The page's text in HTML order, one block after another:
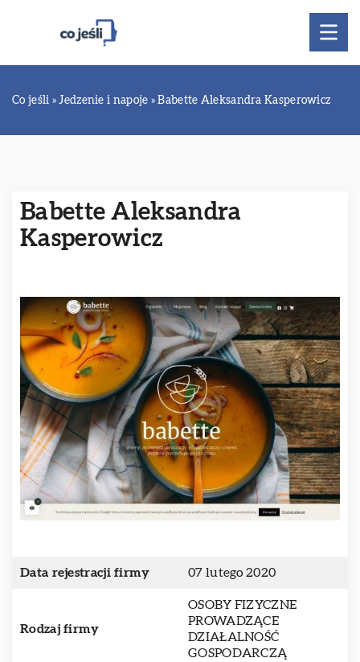
Co jeśli »Jedzenie i napoje »Babette Aleksandra Kasperowicz
Babette Aleksandra
Kasperowicz
Data rejestracji firmy 07 lutego 2020
Rodzaj firmy
OSOBY FIZYCZNE
PROWADZĄCE
DZIAŁALNOŚĆ
GOSPODARCZĄ